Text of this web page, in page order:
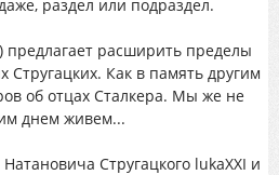
раздел или подраздел.
предлагает расширить пределы
Стругацких. Как в память другим
об отцах Сталкера. Мы же не
днем живем...
Стругацкого lukaXXI и